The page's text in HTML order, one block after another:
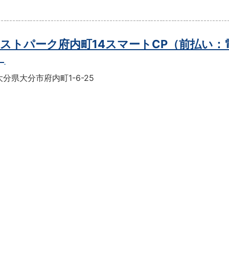
ストパーク府内町14スマートCP（前払い：
分県大分市府内町1-6-25